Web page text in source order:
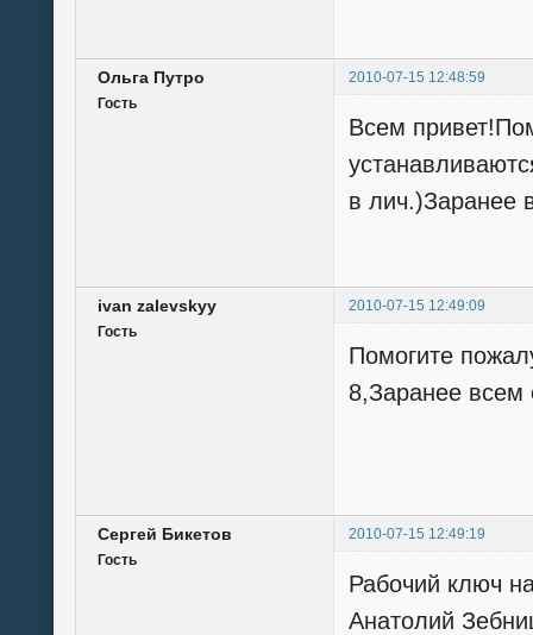
Ольга Путро
2010-07-15 12:48:59
Гость
Всем
в лич.)Заранее
ivan zalevskyy
2010-07-15 12:49:09
Гость
Помогите
8,Заранее всем
Сергей Бикетов
2010-07-15 12:49:19
Гость
Рабочий ключ
Анатолий